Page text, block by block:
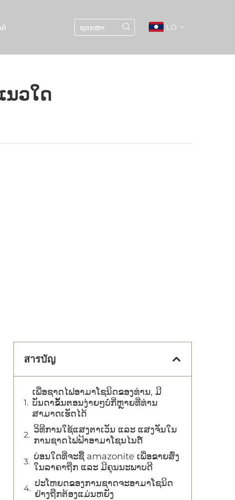
LO
ນວໃດ
สารบัญ
ເພື່ອຊາດໄຟອາມາໂຊນິດຂອງທ່ານ, ມີ
ບັນດາຂັ້ນຕອນງ່າຍໆບໍ່ກີ່ຫຼາຍທີ່ທ່ານ
ສາມາດເຮັດໄດ້
ວິທີການໃຊ້ແສງຕາເວັນ ແລະ ແສງຈັນໃນ
ການຊາດໄຟຟ້າອາມາໂຊນໄນດ໌
ບ່ອນໃດທີ່ຈະຊື້ amazonite ເພື່ອຂາຍສົ່ງ
ໃນລາຄາຖືກ ແລະ ມີຄຸນນະພາບດີ
ປະໂຫຍດຂອງການຊາດຈະອາມາໂຊນິດ
ຢ່າງຖືກຕ້ອງແມ່ນຫຍັງ